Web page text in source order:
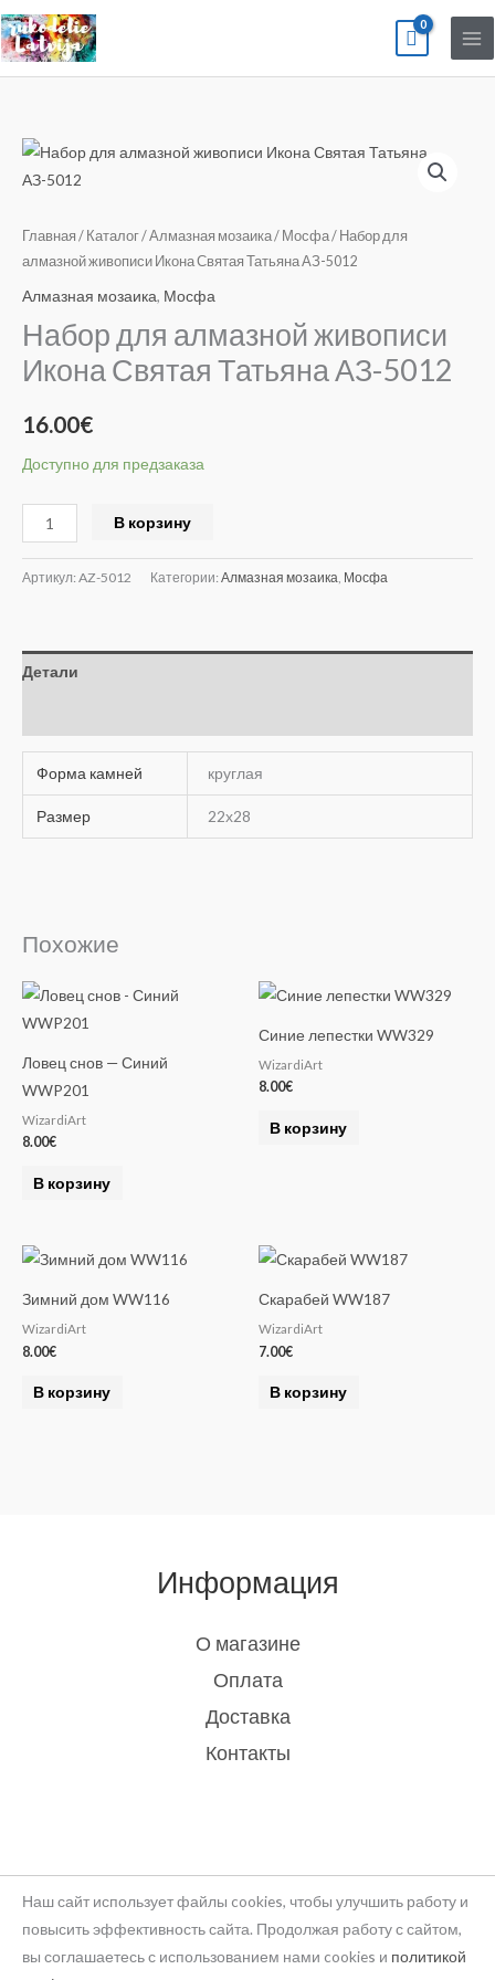
Перейти
к
содержимому
Главная / Каталог/Алмазная мозаика/ Мосфа/ Набор для
алмазной живописи Икона Святая Татьяна АЗ-5012
Алмазная мозаика, Мосфа
Набор для алмазной живописи
Икона Святая Татьяна АЗ-5012
16.00€
Доступно для предзаказа
Количество
товара
для
алмазной
живописи
Святая
Татьяна
В корзину
Артикул: AZ-5012 Категории: Алмазная мозаика Мосфа
Детали
Форма камней круглая
Размер 22х28
Похожие
Ловец снов — Синий
WWP201
WizardiArt
8.00€
В корзину
Синие лепестки WW329
WizardiArt
8.00€
В корзину
Зимний дом WW116
WizardiArt
8.00€
В корзину
Скарабей WW187
WizardiArt
7.00€
В корзину
Информация
О магазине
Оплата
Доставка
Контакты
Наш сайт использует файлы cookies, чтобы улучшить работу и
повысить эффективность сайта. Продолжая работу с сайтом,
вы соглашаетесь с использованием нами cookies и политикой